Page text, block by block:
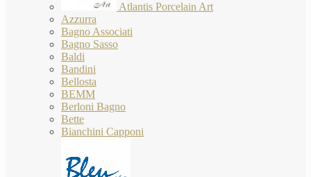
Atlantis Porcelain Art
Azzurra
Bagno Associati
Bagno Sasso
Baldi
Bandini
Bellosta
BEMM
Berloni Bagno
Bette
Bianchini Capponi